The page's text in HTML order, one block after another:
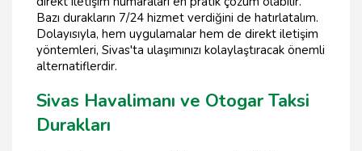
Bazı durakların 7/24 hizmet verdiğini de hatırlatalım.
Dolayısıyla, hem uygulamalar hem de direkt iletişim
yöntemleri, Sivas'ta ulaşımınızı kolaylaştıracak önemli
alternatiflerdir.
Sivas Havalimanı ve Otogar Taksi
Durakları